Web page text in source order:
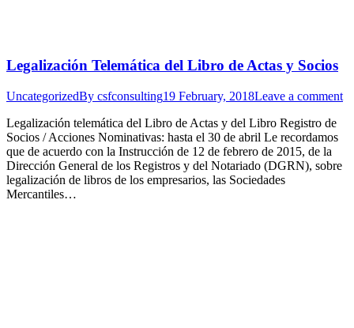
Legalización Telemática del Libro de Actas y Socios
UncategorizedBy csfconsulting19 February, 2018Leave a comment
Legalización telemática del Libro de Actas y del Libro Registro de
Socios / Acciones Nominativas: hasta el 30 de abril Le recordamos
que de acuerdo con la Instrucción de 12 de febrero de 2015, de la
Dirección General de los Registros y del Notariado (DGRN), sobre
legalización de libros de los empresarios, las Sociedades
Mercantiles…